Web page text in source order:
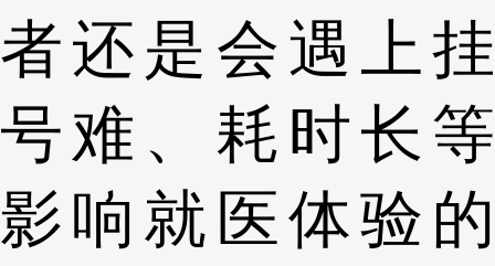
者还是会遇上挂
号难、耗时长等
影响就医体验的